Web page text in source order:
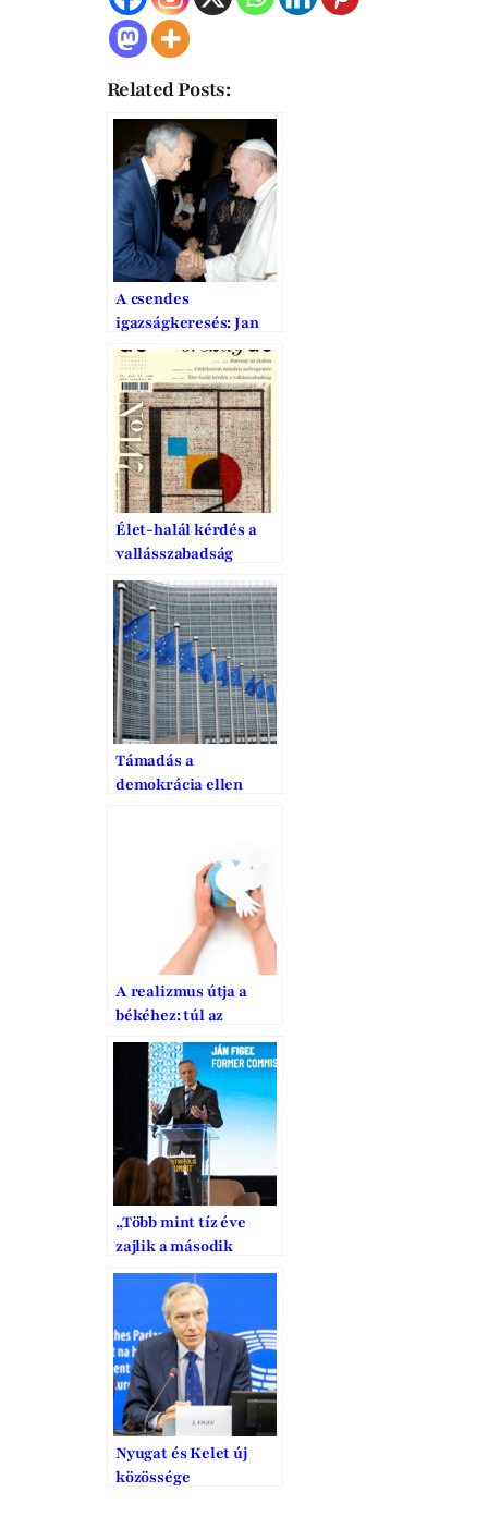
Related Posts:
A csendes
igazságkeresés: Jan
Figel küldetése a
vallásszabadságért
Élet-halál kérdés a
vallásszabadság
Támadás a
demokrácia ellen
A realizmus útja a
békéhez: túl az
ukrajnai háborún –
Lehetséges
forgatókönyvek és
remény Európa
számára
„Több mint tíz éve
zajlik a második
hidegháború”–
mondta Ján Figeľ az
MCC konferenciáján
Nyugat és Kelet új
közössége